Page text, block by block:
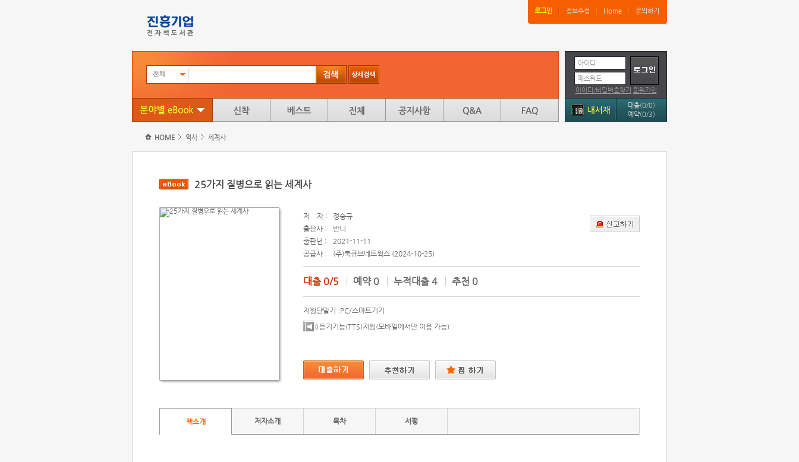
로그인 정보수정 Home 문의하기
전체
아이디
패스워드
아이디/비밀번호찾기 회원가입
대출(0/0)
예약(0/3)
HOME 역사 세계사
25가지 질병으로 읽는 세계사
저 자 :
정승규
출판사 :
반니
출판년 :
2021-11-11
공급사 :
(주)북큐브네트웍스 (2024-10-25)
대출 0/5 예약 0 누적대출 4 추천 0
지원단말기 :PC/스마트기기
듣기기능(TTS)지원(모바일에서만 이용 가능)
책소개 저자소개 목차 서평